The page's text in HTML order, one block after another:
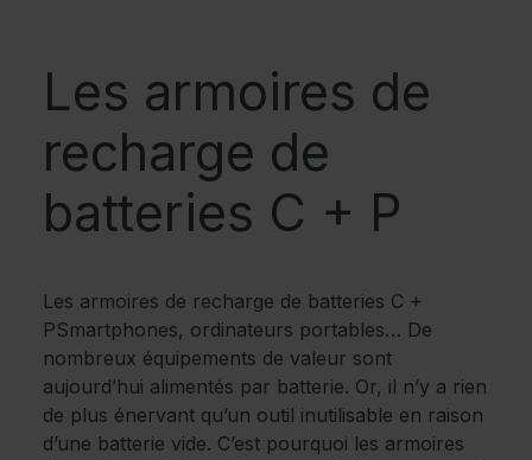
Les armoires de
recharge de
batteries C + P
Les armoires de recharge de batteries C +
PSmartphones, ordinateurs portables… De
nombreux équipements de valeur sont
aujourd’hui alimentés par batterie. Or, il n’y a rien
de plus énervant qu’un outil inutilisable en raison
d’une batterie vide. C’est pourquoi les armoires